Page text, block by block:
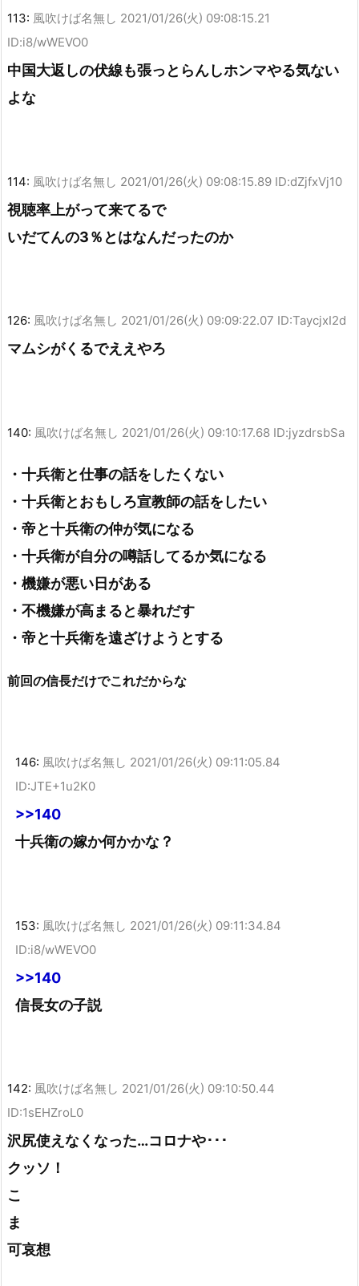
113: 風吹けば名無し 2021/01/26(火) 09:08:15.21
ID:i8/wWEVO0
中国大返しの伏線も張っとらんしホンマやる気ない
よな
114: 風吹けば名無し 2021/01/26(火) 09:08:15.89 ID:dZjfxVj10
視聴率上がって来てるで
いだてんの3％とはなんだったのか
126: 風吹けば名無し 2021/01/26(火) 09:09:22.07 ID:TaycjxI2d
マムシがくるでええやろ
140: 風吹けば名無し 2021/01/26(火) 09:10:17.68 ID:jyzdrsbSa
・十兵衛と仕事の話をしたくない
・十兵衛とおもしろ宣教師の話をしたい
・帝と十兵衛の仲が気になる
・十兵衛が自分の噂話してるか気になる
・機嫌が悪い日がある
・不機嫌が高まると暴れだす
・帝と十兵衛を遠ざけようとする
前回の信長だけでこれだからな
146: 風吹けば名無し 2021/01/26(火) 09:11:05.84
ID:JTE+1u2K0
>>140
十兵衛の嫁か何かかな？
153: 風吹けば名無し 2021/01/26(火) 09:11:34.84
ID:i8/wWEVO0
>>140
信長女の子説
142: 風吹けば名無し 2021/01/26(火) 09:10:50.44
ID:1sEHZroL0
沢尻使えなくなった…コロナや･･･
クッソ！
こ
ま
可哀想